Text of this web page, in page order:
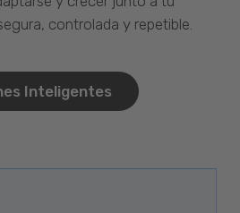
controlada y repetible.
Inteligentes